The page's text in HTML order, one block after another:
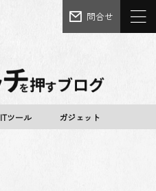
問合せ
ITツール ガジェット